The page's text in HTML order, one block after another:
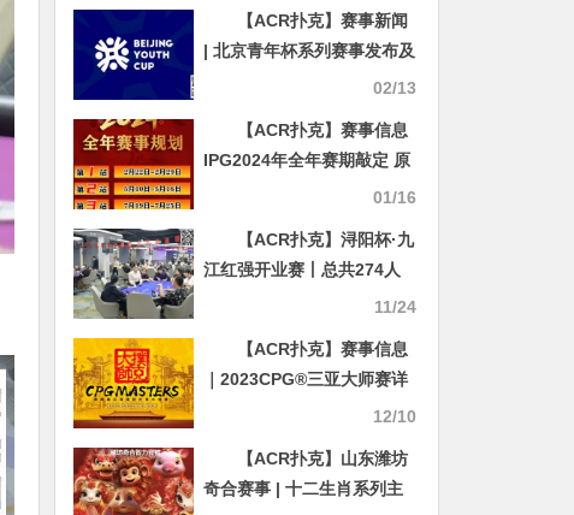
【ACR扑克】赛事新闻
| 北京青年杯系列赛事发布及
02/13
【ACR扑克】赛事信息
IPG2024年全年赛期敲定 原
黄山杯总决赛主赛邀请函使
01/16
【ACR扑克】浔阳杯·九
江红强开业赛丨总共274人
次参赛59人晋级DAY2，C组
11/24
【ACR扑克】赛事信息
｜2023CPG®三亚大师赛详
12/10
【ACR扑克】山东潍坊
奇合赛事 | 十二生肖系列主